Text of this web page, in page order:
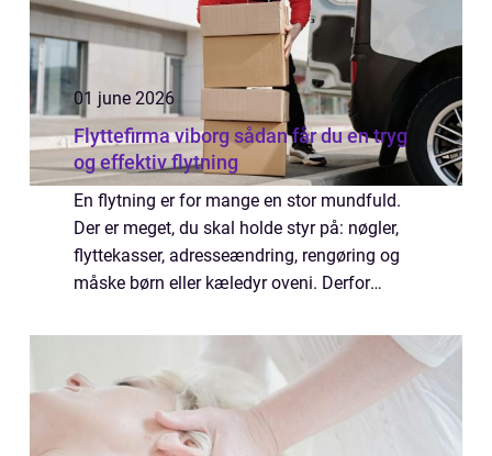
01 june 2026
Flyttefirma viborg sådan får du en tryg
og effektiv flytning
En flytning er for mange en stor mundfuld.
Der er meget, du skal holde styr på: nøgler,
flyttekasser, adresseændring, rengøring og
måske børn eller kæledyr oveni. Derfor
professionelt flyttefirma i Viborg, der kan